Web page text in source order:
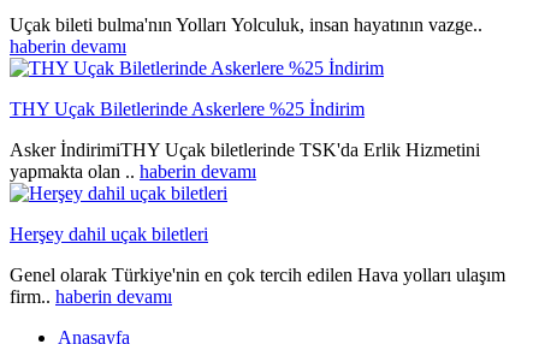
Uçak bileti bulma'nın Yolları Yolculuk, insan hayatının vazge..
haberin devamı
THY Uçak Biletlerinde Askerlere %25 İndirim
Asker İndirimiTHY Uçak biletlerinde TSK'da Erlik Hizmetini
yapmakta olan .. haberin devamı
Herşey dahil uçak biletleri
Genel olarak Türkiye'nin en çok tercih edilen Hava yolları ulaşım
firm.. haberin devamı
Anasayfa